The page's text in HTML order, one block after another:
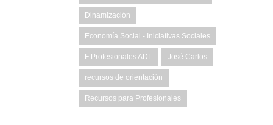
Dinamización
Economía Social - Iniciativas Sociales
F Profesionales ADL José Carlos
recursos de orientación
Recursos para Profesionales